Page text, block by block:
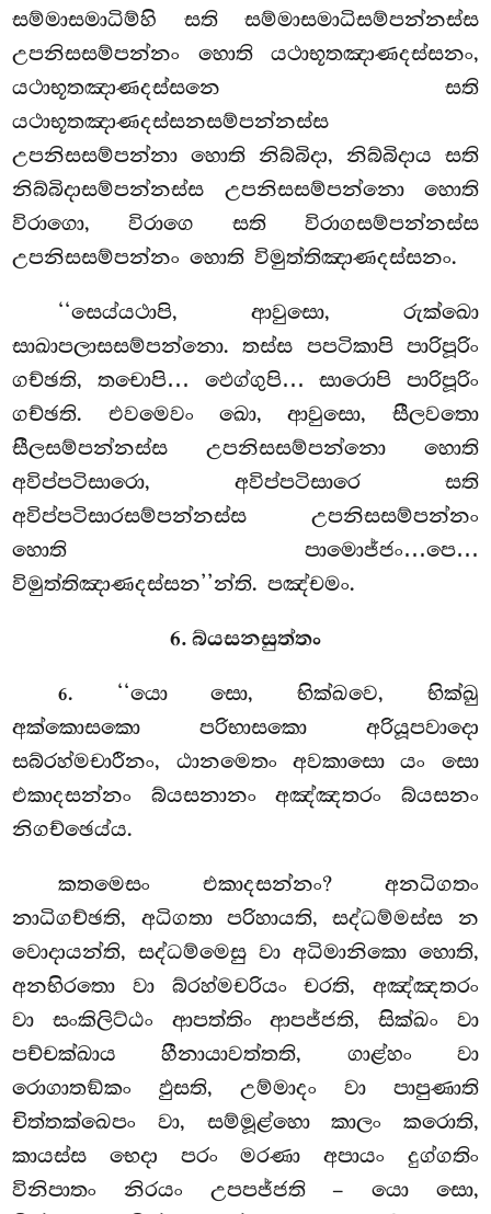
සම්මාසමාධිම්හි සති සම්මාසමාධිසම්පන්නස්ස
උපනිසසම්පන්නං හොති යථාභූතඤාණදස්සනං,
යථාභූතඤාණදස්සනෙ සති
යථාභූතඤාණදස්සනසම්පන්නස්ස
උපනිසසම්පන්නා හොති නිබ්බිදා, නිබ්බිදාය සති
නිබ්බිදාසම්පන්නස්ස උපනිසසම්පන්නො හොති
විරාගො, විරාගෙ සති විරාගසම්පන්නස්ස
උපනිසසම්පන්නං හොති විමුත්තිඤාණදස්සනං.
‘‘සෙය්යථාපි, ආවුසො, රුක්ඛො
සාඛාපලාසසම්පන්නො. තස්ස පපටිකාපි පාරිපූරිං
ගච්ඡති, තචොපි… ඵෙග්ගුපි… සාරොපි පාරිපූරිං
ගච්ඡති. එවමෙවං ඛො, ආවුසො, සීලවතො
සීලසම්පන්නස්ස උපනිසසම්පන්නො හොති
අවිප්පටිසාරො, අවිප්පටිසාරෙ සති
අවිප්පටිසාරසම්පන්නස්ස උපනිසසම්පන්නං
හොති පාමොජ්ජං…පෙ…
විමුත්තිඤාණදස්සන’’න්ති. පඤ්චමං.
6. බ්යසනසුත්තං
6. ‘‘යො සො, භික්ඛවෙ, භික්ඛු
අක්කොසකො පරිභාසකො අරියූපවාදො
සබ්රහ්මචාරීනං, ඨානමෙතං අවකාසො යං සො
එකාදසන්නං බ්යසනානං අඤ්ඤතරං බ්යසනං
නිගච්ඡෙය්ය.
කතමෙසං එකාදසන්නං? අනධිගතං
නාධිගච්ඡති, අධිගතා පරිහායති, සද්ධම්මස්ස න
වොදායන්ති, සද්ධම්මෙසු වා අධිමානිකො හොති,
අනභිරතො වා බ්රහ්මචරියං චරති, අඤ්ඤතරං
වා සංකිලිට්ඨං ආපත්තිං ආපජ්ජති, සික්ඛං වා
පච්චක්ඛාය හීනායාවත්තති, ගාළ්හං වා
රොගාතඞ්කං ඵුසති, උම්මාදං වා පාපුණාති
චිත්තක්ඛෙපං වා, සම්මූළ්හො කාලං කරොති,
කායස්ස භෙදා පරං මරණා අපායං දුග්ගතිං
විනිපාතං නිරයං උපපජ්ජති – යො සො,